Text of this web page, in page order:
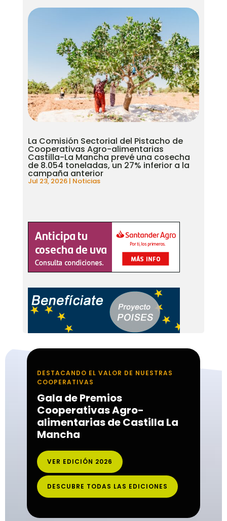
La Comisión Sectorial del Pistacho de
Cooperativas Agro-alimentarias
Castilla-La Mancha prevé una cosecha
de 8.054 toneladas, un 27% inferior a la
campaña anterior
Jul 23, 2026| Noticias
DESTACANDO EL VALOR DE NUESTRAS
COOPERATIVAS
Gala de Premios
Cooperativas Agro-
alimentarias de Castilla La
Mancha
VER EDICIÓN 2026
DESCUBRE TODAS LAS EDICIONES